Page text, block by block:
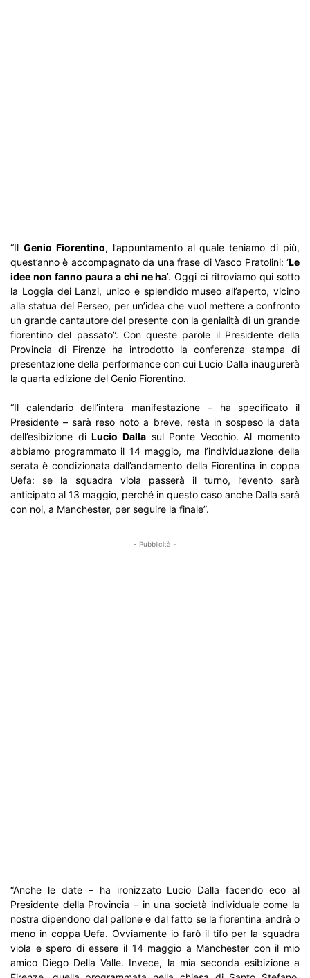
“Il Genio Fiorentino, l’appuntamento al quale teniamo di più,
quest’anno è accompagnato da una frase di Vasco Pratolini: ‘Le
idee non fanno paura a chi ne ha’. Oggi ci ritroviamo qui sotto
la Loggia dei Lanzi, unico e splendido museo all’aperto, vicino
alla statua del Perseo, per un’idea che vuol mettere a confronto
un grande cantautore del presente con la genialità di un grande
fiorentino del passato”. Con queste parole il Presidente della
Provincia di Firenze ha introdotto la conferenza stampa di
presentazione della performance con cui Lucio Dalla inaugurerà
la quarta edizione del Genio Fiorentino.
“Il calendario dell’intera manifestazione – ha specificato il
Presidente – sarà reso noto a breve, resta in sospeso la data
dell’esibizione diLucio Dallasul Ponte Vecchio. Al momento
abbiamo programmato il 14 maggio, ma l’individuazione della
serata è condizionata dall’andamento della Fiorentina in coppa
Uefa: se la squadra viola passerà il turno, l’evento sarà
anticipato al 13 maggio, perché in questo caso anche Dalla sarà
con noi, a Manchester, per seguire la finale”.
- Pubblicità -
“Anche le date – ha ironizzato Lucio Dalla facendo eco al
Presidente della Provincia – in una società individuale come la
nostra dipendono dal pallone e dal fatto se la fiorentina andrà o
meno in coppa Uefa. Ovviamente io farò il tifo per la squadra
viola e spero di essere il 14 maggio a Manchester con il mio
amico Diego Della Valle. Invece, la mia seconda esibizione a